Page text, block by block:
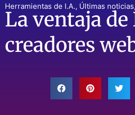
Herramientas de I.A., Últimas noticias,
La ventaja
creadores